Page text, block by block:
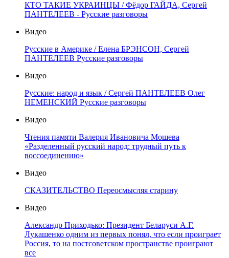
КТО ТАКИЕ УКРАИНЦЫ / Фёдор ГАЙДА, Сергей
ПАНТЕЛЕЕВ - Русские разговоры
Видео
Русские в Америке / Елена БРЭНСОН, Сергей
ПАНТЕЛЕЕВ Русские разговоры
Видео
Русские: народ и язык / Сергей ПАНТЕЛЕЕВ Олег
НЕМЕНСКИЙ Русские разговоры
Видео
Чтения памяти Валерия Ивановича Мошева
«Разделенный русский народ: трудный путь к
воссоединению»
Видео
СКАЗИТЕЛЬСТВО Переосмысляя старину
Видео
Александр Приходько: Президент Беларуси А.Г.
Лукашенко одним из первых понял, что если проиграет
Россия, то на постсоветском пространстве проиграют
все